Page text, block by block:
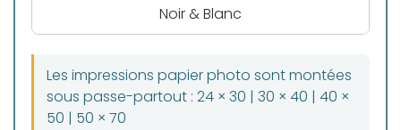
Noir & Blanc
Les impressions papier photo sont montées
sous passe-partout : 24 × 30 | 30 × 40 | 40 ×
50 | 50 × 70